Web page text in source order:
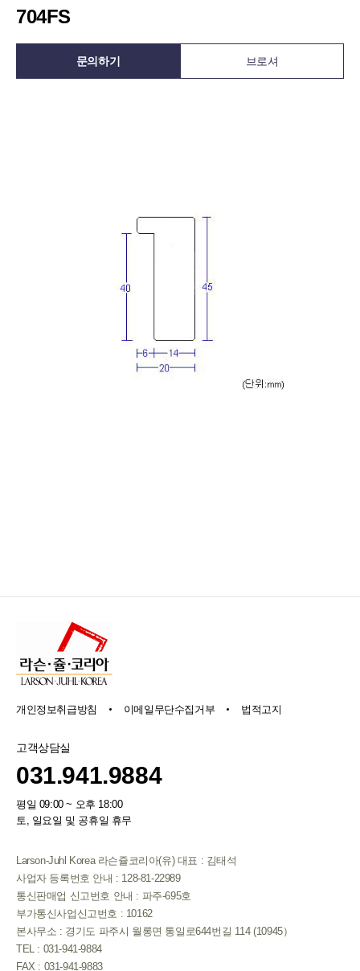
704FS
문의하기 브로셔
개인정보취급방침 이메일무단수집거부 법적고지
고객상담실
031.941.9884
평일 09:00 ~ 오후 18:00
토, 일요일 및 공휴일 휴무
Larson-Juhl Korea 라슨쥴코리아(유) 대표 : 김태석
사업자 등록번호 안내 : 128-81-22989
통신판매업 신고번호 안내 : 파주-695호
부가통신사업신고번호 : 10162
본사무소 : 경기도 파주시 월롱면 통일로644번길 114 (10945）
TEL : 031-941-9884
FAX : 031-941-9883